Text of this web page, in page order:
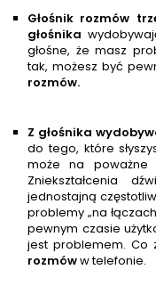
Głośnik rozmów
głośnika
głośne, że masz
tak, możesz być
rozmów.
Z głośnika
do tego, które
może na poważne
Zniekształcenia
jednostajną
problemy „na
pewnym czasie
jest problemem. Co
rozmóww telefonie.